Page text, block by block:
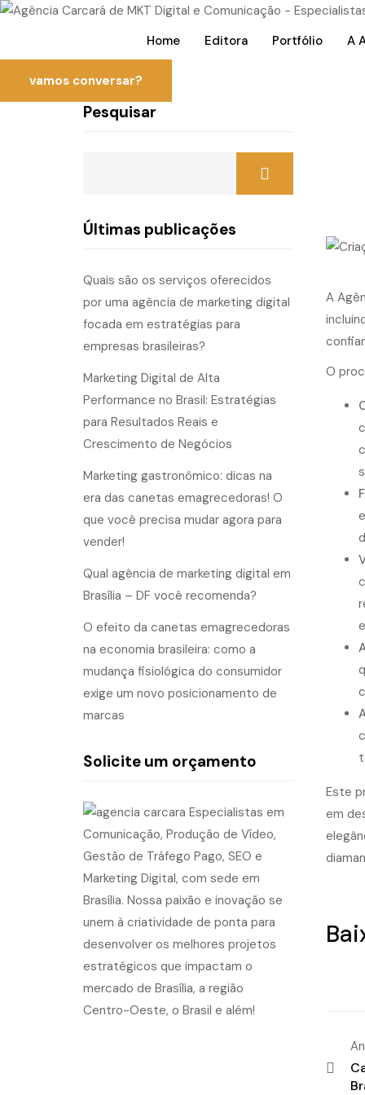
Home Editora Portfólio A
vamos conversar?
A
O
Este
em
Pesquisar
Últimas publicações
Quais são os serviços oferecidos
por uma agência de marketing digital
focada em estratégias para
empresas brasileiras?
Marketing Digital de Alta
Performance no Brasil: Estratégias
para Resultados Reais e
Crescimento de Negócios
Marketing gastronômico: dicas na
era das canetas emagrecedoras! O
que você precisa mudar agora para
vender!
Qual agência de marketing digital em
Brasília – DF você recomenda?
O efeito da canetas emagrecedoras
na economia brasileira: como a
mudança fisiológica do consumidor
exige um novo posicionamento de
marcas
Solicite um orçamento